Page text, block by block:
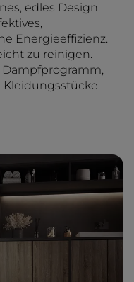
edles Design.
Energieeffizienz.
zu reinigen.
Dampfprogramm,